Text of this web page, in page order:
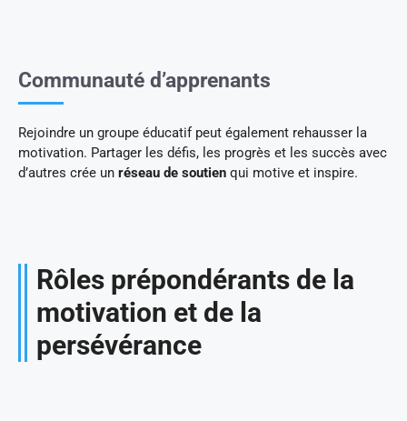
Communauté d’apprenants
Rejoindre un groupe éducatif peut également rehausser la
motivation. Partager les défis, les progrès et les succès avec
d’autres crée un réseau de soutien qui motive et inspire.
Rôles prépondérants de la
motivation et de la
persévérance